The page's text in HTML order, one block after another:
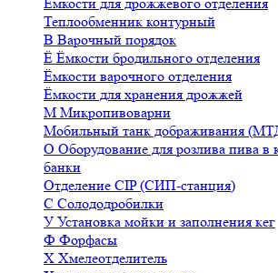
Теплообменник контурный
В Варочный порядок
Ё Ёмкости бродильного отделения
Ёмкости варочного отделения
Ёмкости для хранения дрожжей
М Микропивоварни
Мобильный танк дображивания
О Оборудование для розлива пива в
банки
Отделение CIP (СИП-станция)
С Солододробилки
У Установка мойки и заполнения кег
Ф Форфасы
Х Хмелеотделитель